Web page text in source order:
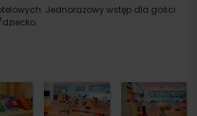
Jednorazowy wstęp dla gości